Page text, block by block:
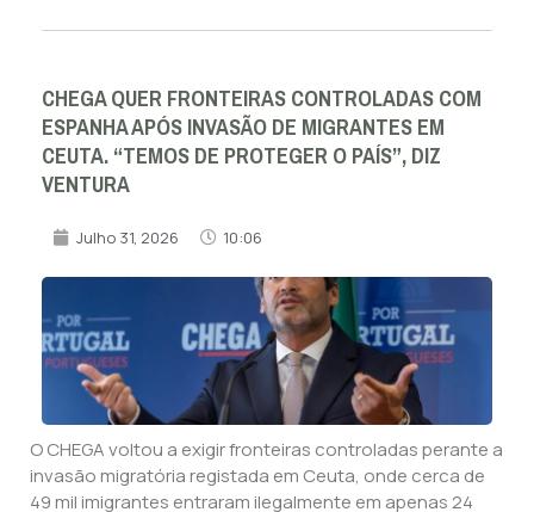
CHEGA QUER FRONTEIRAS CONTROLADAS COM
ESPANHA APÓS INVASÃO DE MIGRANTES EM
CEUTA. “TEMOS DE PROTEGER O PAÍS”, DIZ
VENTURA
Julho 31, 2026 10:06
O CHEGA voltou a exigir fronteiras controladas perante a
invasão migratória registada em Ceuta, onde cerca de
49 mil imigrantes entraram ilegalmente em apenas 24